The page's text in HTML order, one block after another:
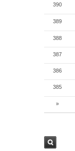
390
389
388
387
386
385
»